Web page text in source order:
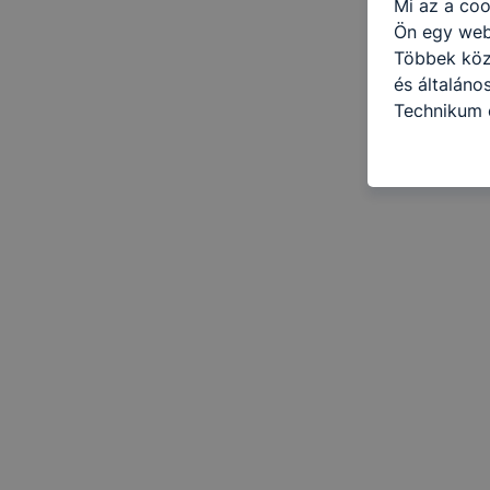
Mi az a
Ön egy
Többek
és
így
ismét
tudja
Felhívjuk
lesznek